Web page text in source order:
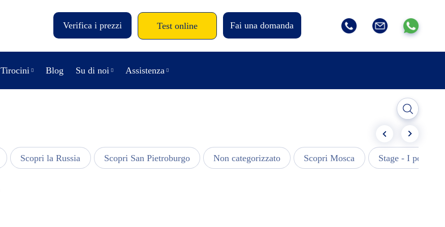
Verifica i prezzi Test online Fai una domanda
Tirocini Blog Su di noi Assistenza
Scopri la Russia Scopri San Pietroburgo Non categorizzato Scopri Mosca Stage - I post più